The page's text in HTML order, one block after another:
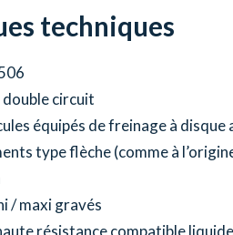
techniques
double circuit
équipés de freinage à
type flèche (comme à
/ maxi gravés
résistance compatible